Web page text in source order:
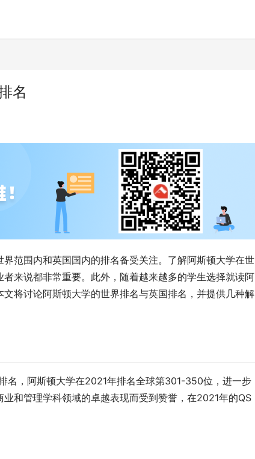
名
范围内和英国国内的排名备受关注。了解阿斯顿大学在世
来说都非常重要。此外，随着越来越多的学生选择就读阿
将讨论阿斯顿大学的世界排名与英国排名，并提供几种解
名，阿斯顿大学在2021年排名全球第301-350位，进一步
和管理学科领域的卓越表现而受到赞誉，在2021年的QS